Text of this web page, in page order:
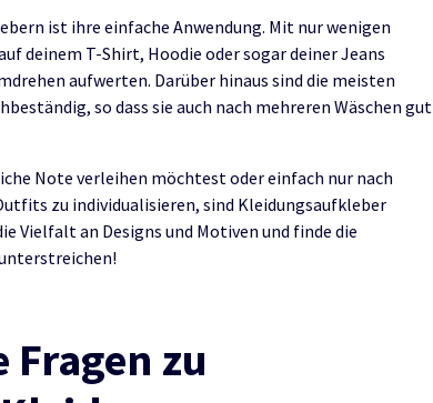
ist ihre einfache Anwendung. Mit nur wenigen
deinem T-Shirt, Hoodie oder sogar deiner Jeans
aufwerten. Darüber hinaus sind die meisten
so dass sie auch nach mehreren Wäschen gut
Note verleihen möchtest oder einfach nur nach
zu individualisieren, sind Kleidungsaufkleber
Vielfalt an Designs und Motiven und finde die
zu